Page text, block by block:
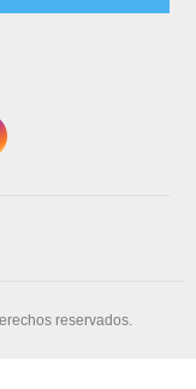
reservados.